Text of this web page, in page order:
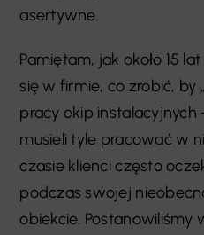
asertywne.
Pamiętam, jak około 15
się w firmie, co zrobić, by
pracy ekip instalacyjnych
musieli tyle pracować w
czasie klienci często
podczas swojej
obiekcie.